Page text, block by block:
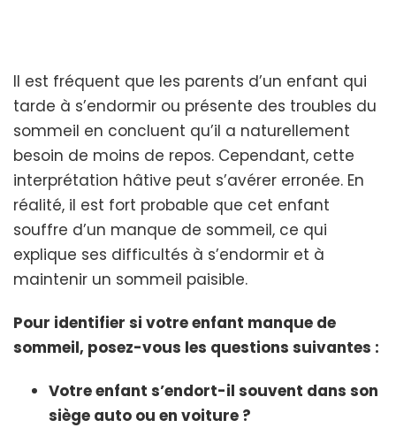
Il est fréquent que les parents d’un enfant qui
tarde à s’endormir ou présente des troubles du
sommeil en concluent qu’il a naturellement
besoin de moins de repos. Cependant, cette
interprétation hâtive peut s’avérer erronée. En
réalité, il est fort probable que cet enfant
souffre d’un manque de sommeil, ce qui
explique ses difficultés à s’endormir et à
maintenir un sommeil paisible.
Pour identifier si votre enfant manque de
sommeil, posez-vous les questions suivantes :
Votre enfant s’endort-il souvent dans son
siège auto ou en voiture ?